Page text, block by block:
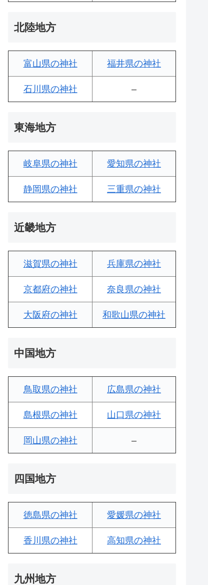
北陸地方
富山県の神社 福井県の神社
石川県の神社 –
東海地方
岐阜県の神社 愛知県の神社
静岡県の神社 三重県の神社
近畿地方
滋賀県の神社 兵庫県の神社
京都府の神社 奈良県の神社
大阪府の神社 和歌山県の神社
中国地方
鳥取県の神社 広島県の神社
島根県の神社 山口県の神社
岡山県の神社 –
四国地方
徳島県の神社 愛媛県の神社
香川県の神社 高知県の神社
九州地方